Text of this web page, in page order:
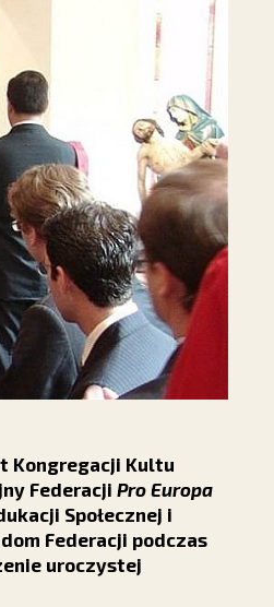
Kongregacji Kultu
Federacji Pro Europa
Społecznej i
Federacji podczas
uroczystej